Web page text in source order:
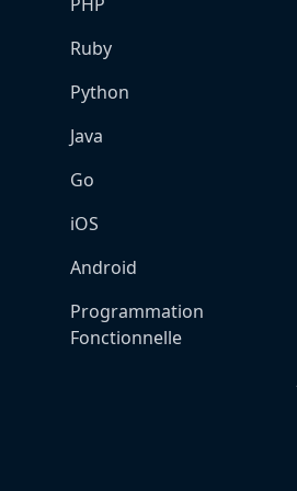
Ruby
Python
Java
Go
iOS
Android
Programmation
Fonctionnelle